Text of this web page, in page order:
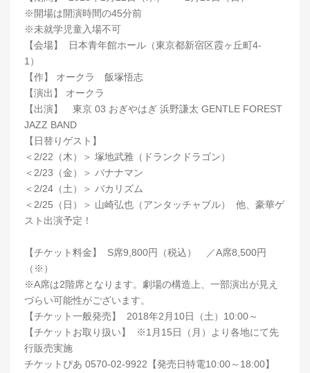
※開場は開演時間の45分前
※未就学児童入場不可
【会場】 日本青年館ホール（東京都新宿区霞ヶ丘町4-
1）
【作】 オークラ 飯塚悟志
【演出】 オークラ
【出演】 東京 03 おぎやはぎ 浜野謙太 GENTLE FOREST
JAZZ BAND
【日替りゲスト】
＜2/22（木）＞ 塚地武雅（ドランクドラゴン）
＜2/23（金）＞ バナナマン
＜2/24（土）＞ バカリズム
＜2/25（日）＞ 山崎弘也（アンタッチャブル） 他、豪華ゲ
スト出演予定！
【チケット料金】 S席9,800円（税込） ／A席8,500円
（※）
※A席は2階席となります。劇場の構造上、一部演出が見え
づらい可能性がございます。
【チケット一般発売】 2018年2月10日（土）10:00～
【チケットお取り扱い】 ※1月15日（月）より各地にて先
行販売実施
チケットぴあ 0570-02-9922【発売日特電10:00～18:00】